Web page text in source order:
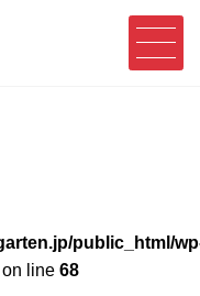
public_html/
on line 68